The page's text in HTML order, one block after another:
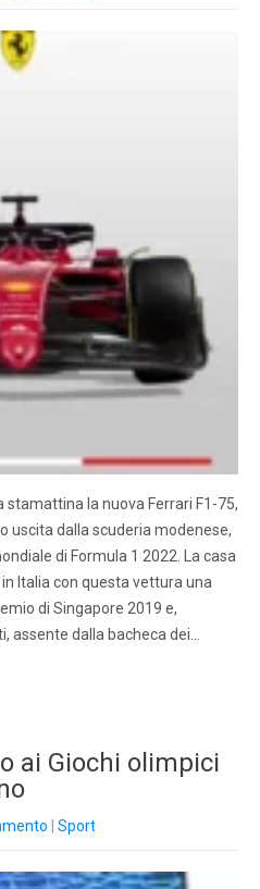
la nuova Ferrari F1-75,
uscita dalla scuderia modenese,
di Formula 1 2022. La casa
Italia con questa vettura una
di Singapore 2019 e,
assente dalla bacheca dei…
ai Giochi olimpici
Sport